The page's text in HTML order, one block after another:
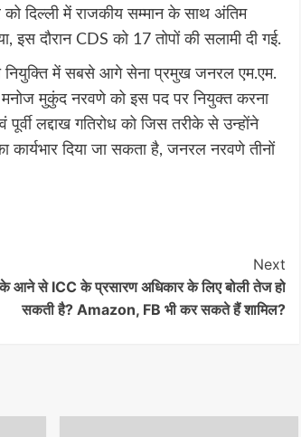
दिल्ली में राजकीय सम्मान के साथ अंतिम
इस दौरान CDS को 17 तोपों की सलामी दी गई.
नियुक्ति में सबसे आगे सेना प्रमुख जनरल एम.एम.
मुकुंद नरवणे को इस पद पर नियुक्त करना
लद्दाख गतिरोध को जिस तरीके से उन्होंने
दिया जा सकता है, जनरल नरवणे तीनों
Next
आने से ICC के प्रसारण अधिकार के लिए बोली तेज हो
सकती है? Amazon, FB भी कर सकते हैं शामिल?